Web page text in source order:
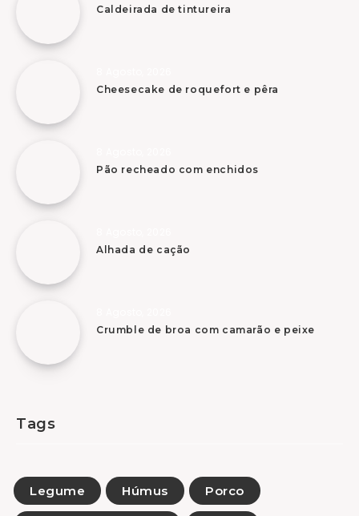
Caldeirada de tintureira
Cheesecake de roquefort e pêra
Pão recheado com enchidos
Alhada de cação
Crumble de broa com camarão e peixe
Tags
Legume Húmus Porco